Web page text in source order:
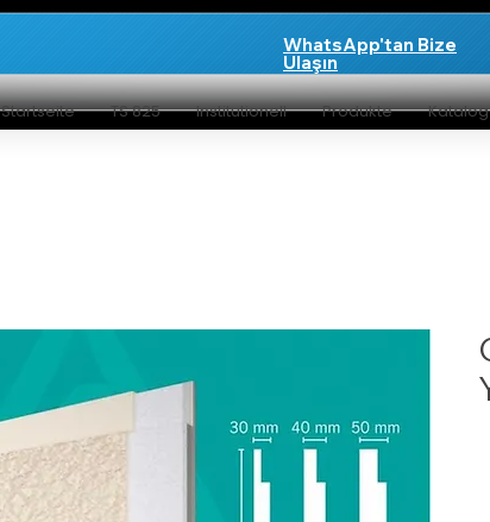
WhatsApp'tan Bize
Ulaşın
Startseite TS 825 Institutionell Produkte